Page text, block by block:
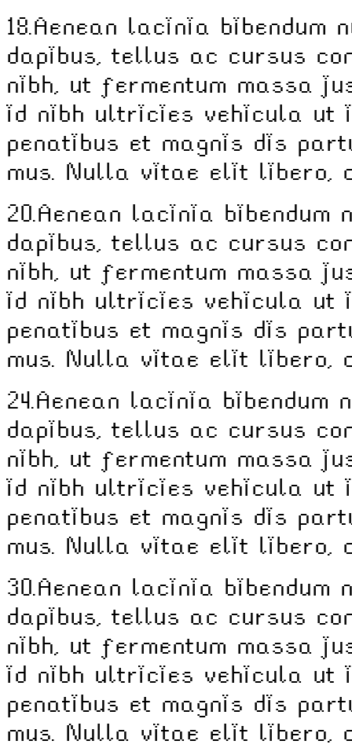
18.Aenean lacinia bibendum
dapibus, tellus ac cursus
nibh, ut fermentum massa
id nibh ultricies vehicula ut
penatibus et magnis dis
mus. Nulla vitae elit libero,
20.Aenean lacinia bibendum
dapibus, tellus ac cursus
nibh, ut fermentum massa
id nibh ultricies vehicula ut
penatibus et magnis dis
mus. Nulla vitae elit libero,
24.Aenean lacinia bibendum
dapibus, tellus ac cursus
nibh, ut fermentum massa
id nibh ultricies vehicula ut
penatibus et magnis dis
mus. Nulla vitae elit libero,
30.Aenean lacinia bibendum
dapibus, tellus ac cursus
nibh, ut fermentum massa
id nibh ultricies vehicula ut
penatibus et magnis dis
mus. Nulla vitae elit libero,